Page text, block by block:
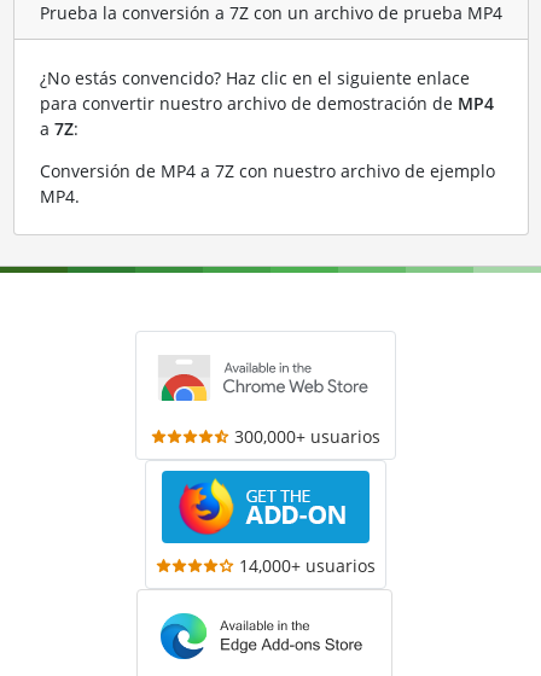
Prueba la conversión a 7Z con un archivo de prueba MP4
¿No estás convencido? Haz clic en el siguiente enlace
para convertir nuestro archivo de demostración de MP4
a 7Z:
Conversión de MP4 a 7Z con nuestro archivo de ejemplo
MP4.
300,000+ usuarios
14,000+ usuarios